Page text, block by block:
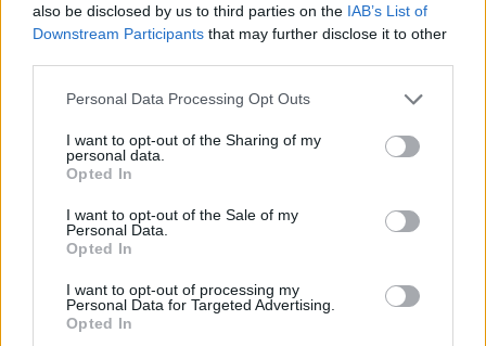
also be disclosed by us to third parties on the IAB’s List of
Downstream Participants that may further disclose it to other
Please note that this website/app uses one or more Google
not limited to your visit or usage behaviour. You may click to
grant or deny consent to Google and its third-party tags to
use your data for below specified purposes in below Google
consent section.
Personal Data Processing Opt Outs
I want to opt-out of the Sharing of my
personal data.
Opted In
I want to opt-out of the Sale of my
Personal Data.
Opted In
I want to opt-out of processing my
Personal Data for Targeted Advertising.
Opted In
生姜是缓解痛经的天然良方。许多女性选择用生姜来缓
解经期不适。研究表明，生姜在缓解痛经方面与非处方
止痛药一样有效。因此，生姜是缓解痛经的首选天然疗
法之一。
生姜的使用有以下益处：
减轻炎症。
放松肌肉。
促进血液循环。
在日常生活中加入生姜可以缓解经期不适。你可以将生
姜泡成茶、加入食物中食用，或者作为膳食补充剂服
用。对于寻求缓解经期不适的人来说，生姜是一种灵活